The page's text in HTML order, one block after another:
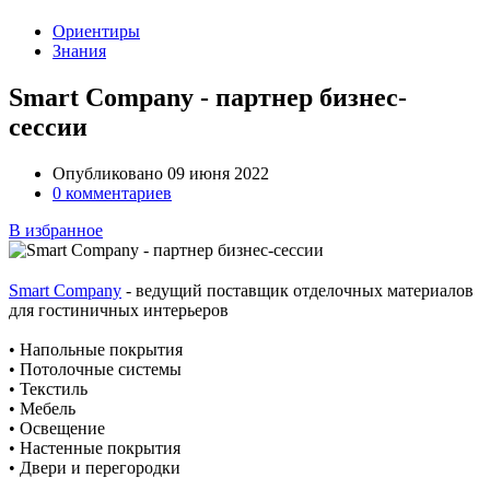
Ориентиры
Знания
Smart Company - партнер бизнес-
сессии
Опубликовано 09 июня 2022
0 комментариев
В избранное
Smart Company - ведущий поставщик отделочных материалов
для гостиничных интерьеров
• Напольные покрытия
• Потолочные системы
• Текстиль
• Мебель
• Освещение
• Настенные покрытия
• Двери и перегородки